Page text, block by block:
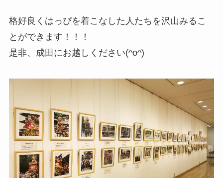
格好良くはっぴを着こなした人たちを沢山みるこ
とができます！！！
是非、成田にお越しください(^o^)